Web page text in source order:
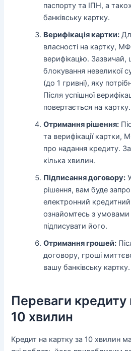
паспорту та ІПН, а
банківську картку.
Верифікація картки:
власності на картку,
верифікацію. Зазвичай,
блокування невеликої
(до 1 гривні), яку
Після успішної
повертається на картку.
Отримання рішення:
та верифікації
про надання кредиту.
кілька хвилин.
Підписання договору:
рішення, вам буде
електронний
ознайомтесь з
підписувати його.
Отримання грошей:
договору, гроші
вашу банківську картку.
Переваги кредиту
10 хвилин
Кредит на картку за 10 хвилин